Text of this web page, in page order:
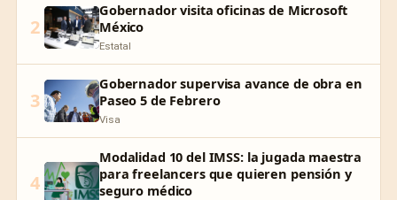
2
Gobernador visita oficinas de Microsoft
México
Estatal
3
Gobernador supervisa avance de obra en
Paseo 5 de Febrero
Visa
4
Modalidad 10 del IMSS: la jugada maestra
para freelancers que quieren pensión y
seguro médico